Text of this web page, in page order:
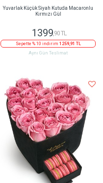
Yuvarlak Küçük Siyah Kutuda Macaronlu
Kırmızı Gül
1399 ,90 TL
Sepette % 10 indirim 1259,91 TL
Aynı Gün Teslimat